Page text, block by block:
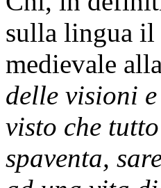
sulla lingua il
medievale
delle visioni
visto che
spaventa,